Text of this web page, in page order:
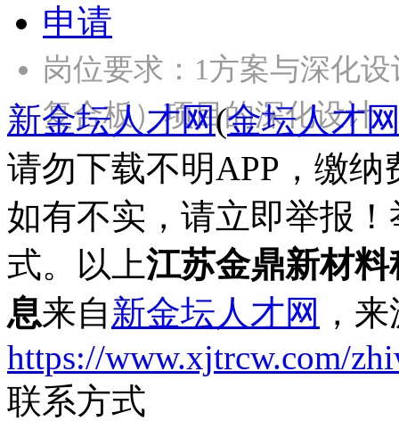
申请
岗位要求：1方案与深化
复合板）项目的深化设
新金坛人才网(金坛人才
请勿下载不明APP，缴
如有不实，请立即举报
式。以上江苏金鼎新材
息来自新金坛人才网 ，
https://www.xjtrcw.com/
联系方式